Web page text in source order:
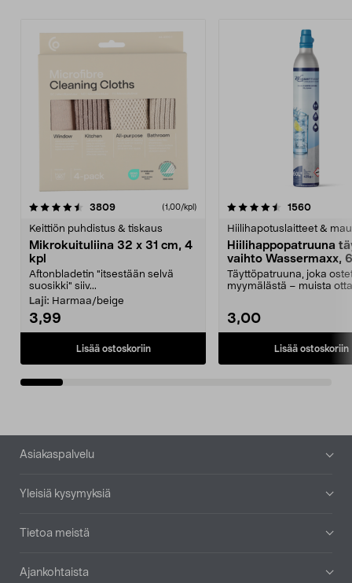
3809arvostelut (1,00/kpl)
Keittiön puhdistus & tiskaus
Mikrokuituliina 32 x 31 cm, 4
kpl
Aftonbladetin "itsestään selvä
suosikki" siiv...
Laji: Harmaa/beige
3,99
Lisää ostoskoriin
4.5viidestä
1560
Hiilihapotuslaitteet &
Hiilihappopatruuna
vaihto Wassermaxx,
Täyttöpatruuna, joka
myymälästä – muista
3,00
Lisää ostoskoriin
4.5viidestä
Alatunniste
Asiakaspalvelu
Yleisiä kysymyksiä
Tietoa meistä
Ajankohtaista